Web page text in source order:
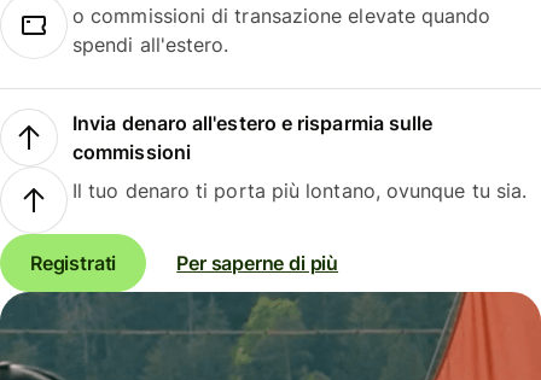
o commissioni di transazione elevate quando
spendi all'estero.
Invia denaro all'estero e risparmia sulle
commissioni
Il tuo denaro ti porta più lontano, ovunque tu sia.
Registrati Per saperne di più